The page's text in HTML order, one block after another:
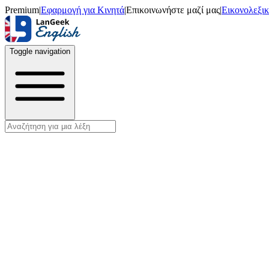
Premium|Εφαρμογή για Κινητά|Επικοινωνήστε μαζί μας|
Toggle navigation